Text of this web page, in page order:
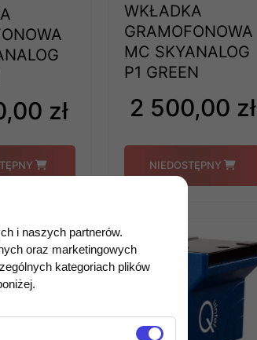
zł
WKŁADKA
GRAMOFONOWA
MC SKYANALOG
P1 GREEN
2 500,00 zł
NIEDOSTĘPNY
i naszych partnerów.
oraz marketingowych
kategoriach plików